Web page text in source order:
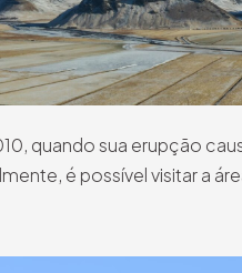
quando sua erupção
é possível visitar a